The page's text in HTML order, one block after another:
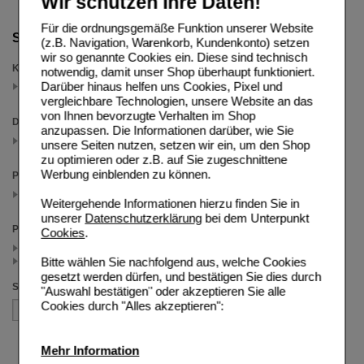
Für die ordnungsgemäße Funktion unserer Website
(z.B. Navigation, Warenkorb, Kundenkonto) setzen
wir so genannte Cookies ein. Diese sind technisch
notwendig, damit unser Shop überhaupt funktioniert.
Darüber hinaus helfen uns Cookies, Pixel und
vergleichbare Technologien, unsere Website an das
von Ihnen bevorzugte Verhalten im Shop
anzupassen. Die Informationen darüber, wie Sie
unsere Seiten nutzen, setzen wir ein, um den Shop
zu optimieren oder z.B. auf Sie zugeschnittene
Werbung einblenden zu können.
Weitergehende Informationen hierzu finden Sie in
unserer Datenschutzerklärungbei dem Unterpunkt
Cookies.
Bitte wählen Sie nachfolgend aus, welche Cookies
gesetzt werden dürfen, und bestätigen Sie dies durch
"Auswahl bestätigen" oder akzeptieren Sie alle
Cookies durch "Alles akzeptieren":
Mehr Information
Suche verfeinern
Kategorien
Aufbaupräparate
(auswahl entfernen)
Darreichungsform
Flüssigkeit
(auswahl entfernen)
Packungsgröße
(auswahl entfernen)
Preis
>= 132.50 (1)
Sortieren nach